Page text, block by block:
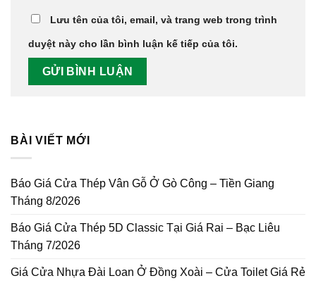
Lưu tên của tôi, email, và trang web trong trình
duyệt này cho lần bình luận kế tiếp của tôi.
BÀI VIẾT MỚI
Báo Giá Cửa Thép Vân Gỗ Ở Gò Công – Tiền Giang
Tháng 8/2026
Báo Giá Cửa Thép 5D Classic Tại Giá Rai – Bạc Liêu
Tháng 7/2026
Giá Cửa Nhựa Đài Loan Ở Đồng Xoài – Cửa Toilet Giá Rẻ